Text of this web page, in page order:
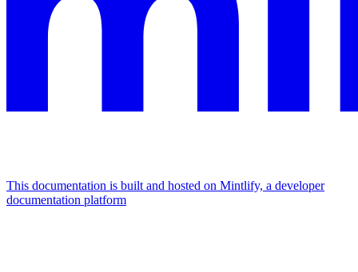
This documentation is built and hosted on Mintlify, a developer
documentation platform